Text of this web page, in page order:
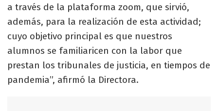
a través de la plataforma zoom, que sirvió,
además, para la realización de esta actividad;
cuyo objetivo principal es que nuestros
alumnos se familiaricen con la labor que
prestan los tribunales de justicia, en tiempos de
pandemia”, afirmó la Directora.